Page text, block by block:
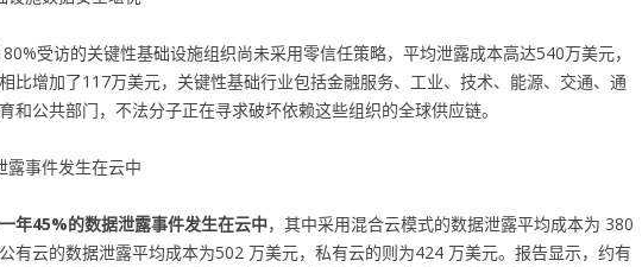
受访的关键性基础设施组织尚未采用零信任策略，平均泄露成本高达540万美元，
比增加了117万美元，关键性基础行业包括金融服务、工业、技术、能源、交通、通
和公共部门，不法分子正在寻求破坏依赖这些组织的全球供应链。
露事件发生在云中
年45%的数据泄露事件发生在云中，其中采用混合云模式的数据泄露平均成本为 380
有云的数据泄露平均成本为502 万美元，私有云的则为424 万美元。报告显示，约有